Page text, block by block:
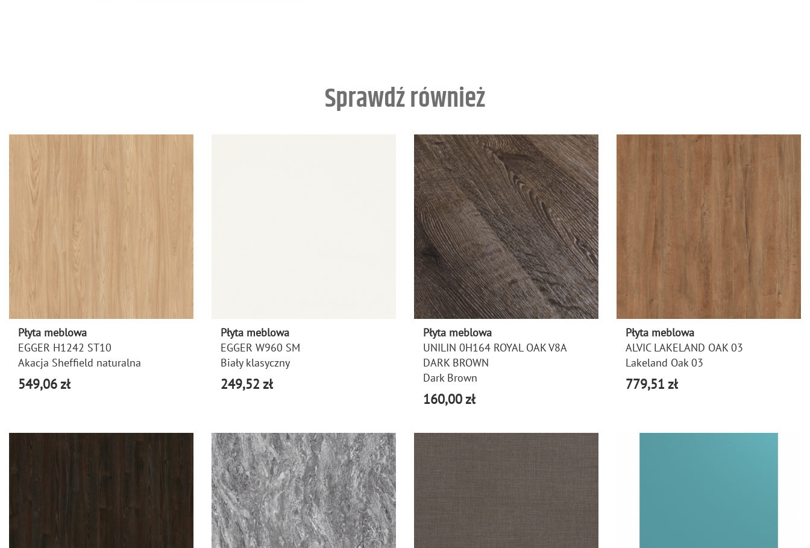
Sprawdź również
Płyta meblowa
EGGER H1242 ST10
Akacja Sheffield naturalna
549,06 zł
Płyta meblowa
EGGER W960 SM
Biały klasyczny
249,52 zł
Płyta meblowa
UNILIN 0H164 ROYAL OAK V8A
DARK BROWN
Dark Brown
160,00 zł
Płyta meblowa
ALVIC LAKELAND OAK 03
Lakeland Oak 03
779,51 zł